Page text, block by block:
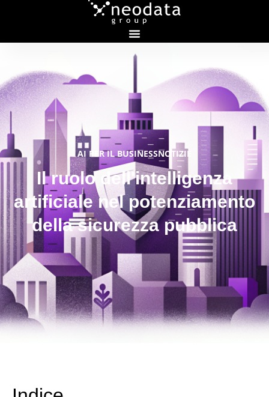
AI PER IL BUSINESSNOTIZIE
Il ruolo dell'intelligenza
artificiale nel potenziamento
della sicurezza pubblica